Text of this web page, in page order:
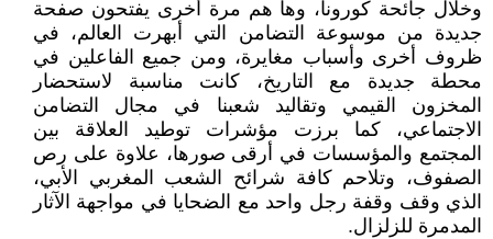
وخلال جائحة كورونا، وها هم مرة أخرى يفتحون صفحة
جديدة من موسوعة التضامن التي أبهرت العالم، في
ظروف أخرى وأسباب مغايرة، ومن جميع الفاعلين في
محطة جديدة مع التاريخ، كانت مناسبة لاستحضار
المخزون القيمي وتقاليد شعبنا في مجال التضامن
الاجتماعي، كما برزت مؤشرات توطيد العلاقة بين
المجتمع والمؤسسات في أرقى صورها، علاوة على رص
الصفوف، وتلاحم كافة شرائح الشعب المغربي الأبي،
الذي وقف وقفة رجل واحد مع الضحايا في مواجهة الآثار
المدمرة للزلزال.